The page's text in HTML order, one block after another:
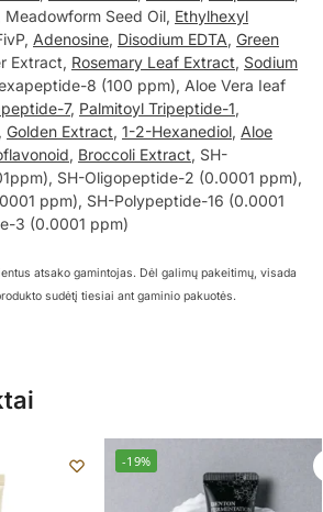
, Meadowform Seed Oil, Ethylhexyl
Adenosine, Disodium EDTA, Green
Extract, Rosemary Leaf Extract, Sodium
8 (100 ppm), Aloe Vera Ieaf
7, Palmitoyl Tripeptide-1,
, Golden Extract, 1-2-Hexanediol, Aloe
, Broccoli Extract, SH-
SH-Oligopeptide-2 (0.0001 ppm),
ppm), SH-Polypeptide-16 (0.0001
3 (0.0001 ppm)
atsako gamintojas. Dėl galimų pakeitimų, visada
sudėtį tiesiai ant gaminio pakuotės.
-19%